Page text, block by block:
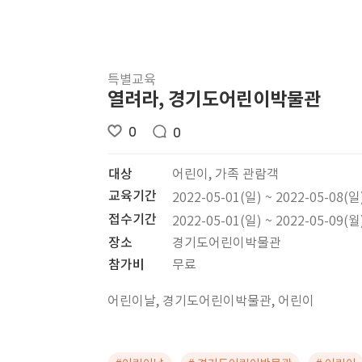
특별교육
열려라, 경기도어린이박물관
0 0
대상
어린이, 가족 관람객
교육기간
2022-05-01(일) ~ 2022-05-08(
접수기간 2022-05-01(일) ~ 2022-05-09(
장소
경기도어린이박물관
참가비
무료
어린이날, 경기도어린이박물관, 어린이